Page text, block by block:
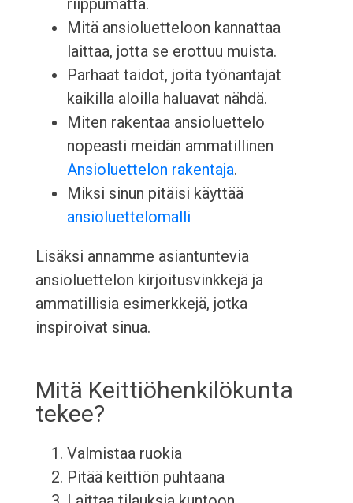
riippumatta.
Mitä ansioluetteloon kannattaa
laittaa, jotta se erottuu muista.
Parhaat taidot, joita työnantajat
kaikilla aloilla haluavat nähdä.
Miten rakentaa ansioluettelo
nopeasti meidän ammatillinen
Ansioluettelon rakentaja.
Miksi sinun pitäisi käyttää
ansioluettelomalli
Lisäksi annamme asiantuntevia
ansioluettelon kirjoitusvinkkejä ja
ammatillisia esimerkkejä, jotka
inspiroivat sinua.
Mitä Keittiöhenkilökunta
tekee?
Valmistaa ruokia
Pitää keittiön puhtaana